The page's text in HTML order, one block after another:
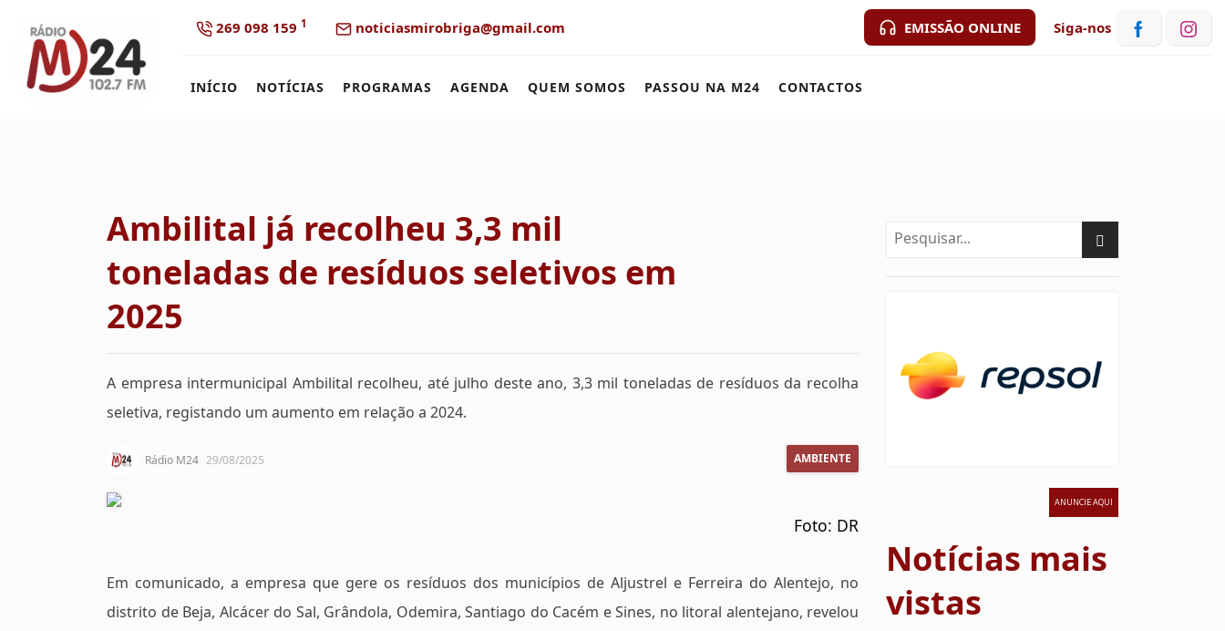
269 098 159 1 noticiasmirobriga@gmail.com EMISSÃO ONLINE Siga-nos
INÍCIO NOTÍCIAS PROGRAMAS AGENDA QUEM SOMOS PASSOU NA M24 CONTACTOS
Ambilital já recolheu 3,3 mil
toneladas de resíduos seletivos em
2025
A empresa intermunicipal Ambilital recolheu, até julho deste ano, 3,3 mil toneladas de resíduos da recolha
seletiva, registando um aumento em relação a 2024.
Rádio M24 29/08/2025 AMBIENTE
Foto: DR
Em comunicado, a empresa que gere os resíduos dos municípios de Aljustrel e Ferreira do Alentejo, no
distrito de Beja, Alcácer do Sal, Grândola, Odemira, Santiago do Cacém e Sines, no litoral alentejano, revelou
ANUNCIE AQUI
Notícias mais
vistas